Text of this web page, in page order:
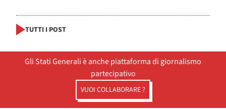
TUTTI I POST
Gli Stati Generali è anche piattaforma di giornalismo
partecipativo
VUOI COLLABORARE ?